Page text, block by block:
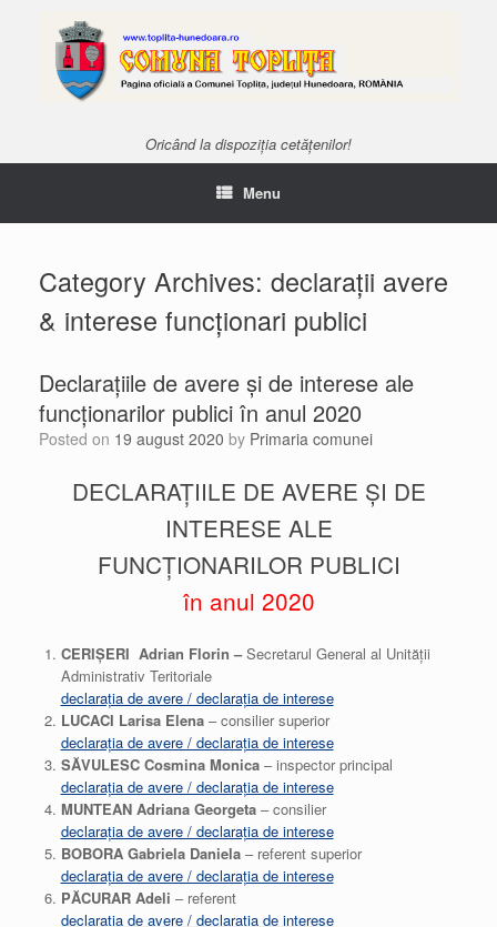
Oricând la dispoziția cetățenilor!
Menu
Category Archives: declarații avere
& interese funcționari publici
Declarațiile de avere și de interese ale
funcționarilor publici în anul 2020
Posted on 19 august 2020 by Primaria comunei
DECLARAȚIILE DE AVERE ȘI DE
INTERESE ALE
FUNCȚIONARILOR PUBLICI
în anul 2020
CERIȘERI Adrian Florin –Secretarul General al Unității
Administrativ Teritoriale
declarația de avere / declarația de interese
LUCACI Larisa Elena – consilier superior
declarația de avere / declarația de interese
SĂVULESC Cosmina Monica – inspector principal
declarația de avere / declarația de interese
MUNTEAN Adriana Georgeta– consilier
declarația de avere / declarația de interese
BOBORA Gabriela Daniela– referent superior
declarația de avere / declarația de interese
PĂCURAR Adeli – referent
declarația de avere / declarația de interese